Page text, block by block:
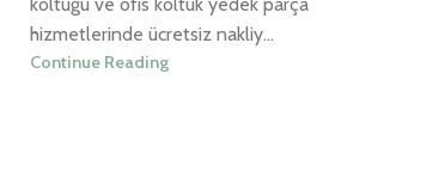
koltuğu ve ofis koltuk yedek parça
hizmetlerinde ücretsiz nakliy...
Continue Reading